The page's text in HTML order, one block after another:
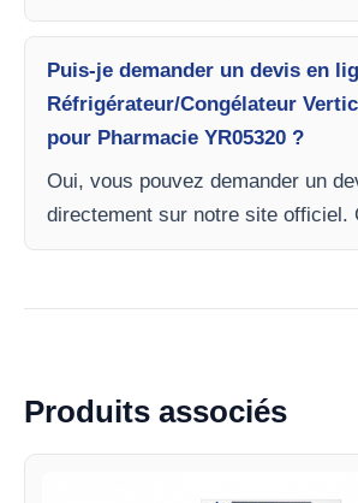
Puis-je demander un devis en
Réfrigérateur/Congélateur
pour Pharmacie YR05320 ?
Oui, vous pouvez demander un
directement sur notre site officiel.
Produits associés